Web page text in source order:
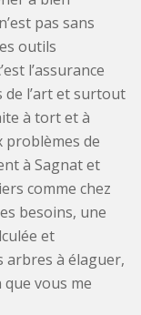
pas sans
outils
l’assurance
de l’art et surtout
à tort et à
de
à Sagnat et
comme chez
besoins, une
et
arbres à élaguer,
vous me